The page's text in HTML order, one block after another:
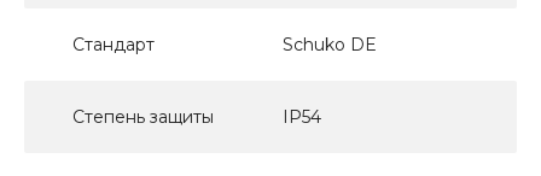
Стандарт Schuko DE
Степень защиты IP54